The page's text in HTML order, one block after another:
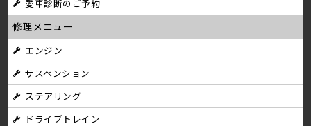
ー
シ
ョ
ン
愛車診断のご予約
修理メニュー
エンジン
サスペンション
ステアリング
ドライブトレイン